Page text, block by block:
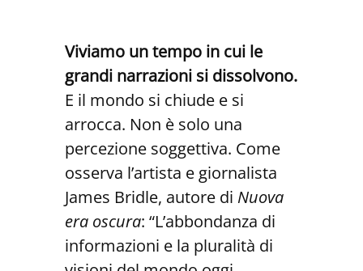
Viviamo un tempo in cui le
grandi narrazioni si dissolvono.
E il mondo si chiude e si
arrocca. Non è solo una
percezione soggettiva. Come
osserva l’artista e giornalista
James Bridle, autore di Nuova
era oscura: “L’abbondanza di
informazioni e la pluralità di